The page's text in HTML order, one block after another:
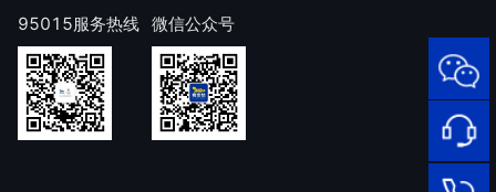
95015
网络安
全服务
热线
样本上报
奇安信天守安全软件
顽固病毒专杀工具
技术研究院
威胁情报中心
补天漏洞响应平台
公司简介
公司新闻
发展历程
95015服务热线 微信公众号